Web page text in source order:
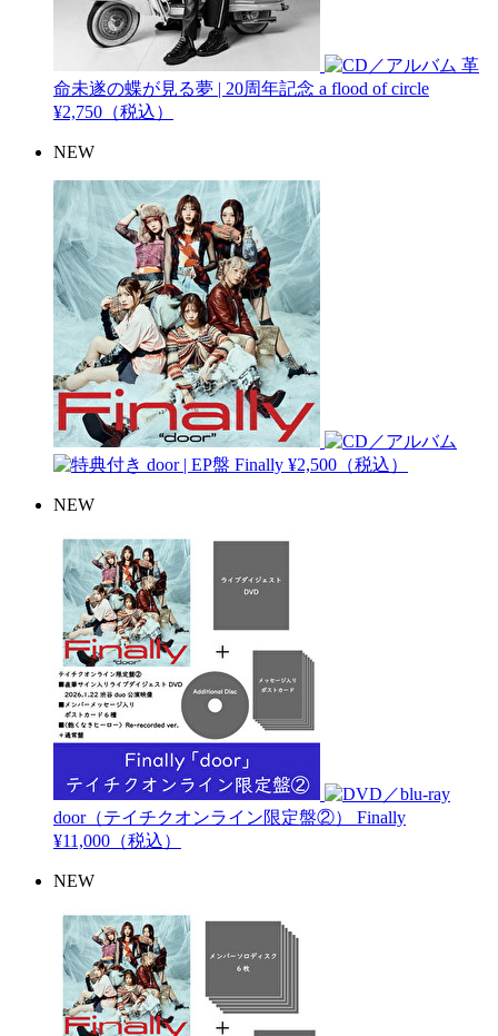
革
命未遂の蝶が見る夢 | 20周年記念 a flood of circle
¥2,750（税込）
NEW
door | EP盤 Finally ¥2,500（税込）
NEW
door（テイチクオンライン限定盤②） Finally
¥11,000（税込）
NEW